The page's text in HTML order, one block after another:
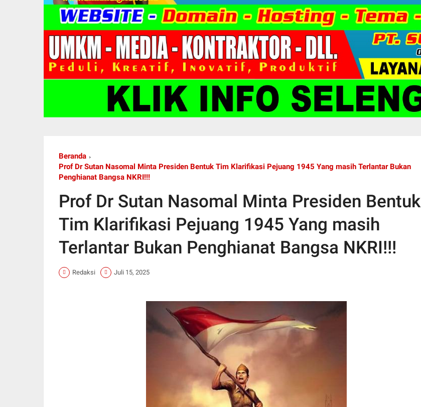
Beranda
Prof Dr Sutan Nasomal Minta Presiden Bentuk Tim Klarifikasi Pejuang 1945 Yang masih Terlantar Bukan
Penghianat Bangsa NKRI!!!
Prof Dr Sutan Nasomal Minta Presiden Bentuk
Tim Klarifikasi Pejuang 1945 Yang masih
Terlantar Bukan Penghianat Bangsa NKRI!!!
Redaksi Juli 15, 2025